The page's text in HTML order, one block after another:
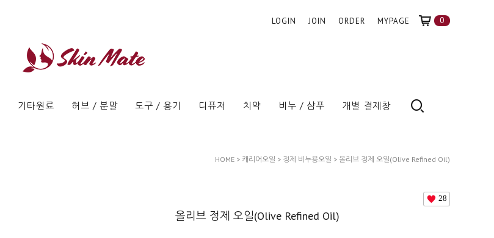
LOGIN JOIN ORDER MYPAGE 0
기타원료 허브 / 분말 도구 / 용기 디퓨저 치약 비누 / 샴푸 개별 결제창
HOME > 캐리어오일 > 정제 비누용오일 > 올리브 정제 오일(Olive Refined Oil)
28
올리브 정제 오일(Olive Refined Oil)